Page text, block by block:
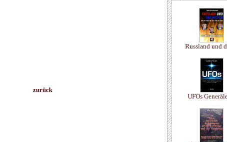
zurück
Russland und
UFOs